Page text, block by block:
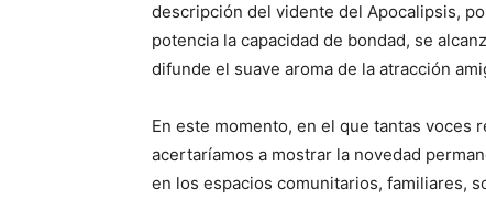
descripción del vidente del Apocalipsis,
potencia la capacidad de bondad, se
difunde el suave aroma de la atracción
En este momento, en el que tantas voces
acertaríamos a mostrar la novedad
en los espacios comunitarios, familiares,